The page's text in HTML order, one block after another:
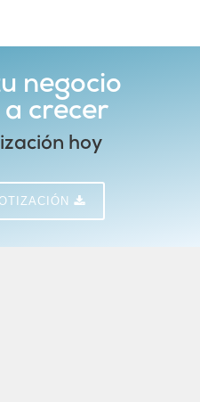
negocio
a crecer
hoy